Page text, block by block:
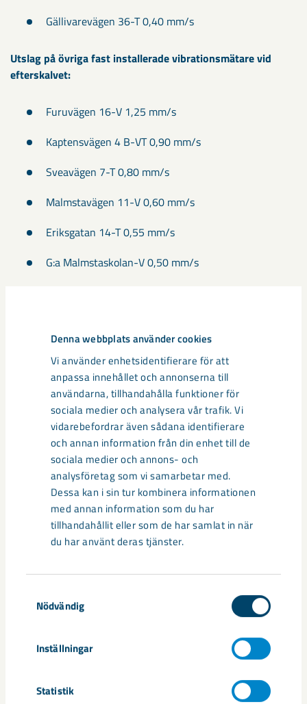
Denna webbplats använder cookies
Vi använder enhetsidentifierare för att
anpassa innehållet och annonserna till
användarna, tillhandahålla funktioner för
sociala medier och analysera vår trafik. Vi
vidarebefordrar även sådana identifierare
och annan information från din enhet till de
sociala medier och annons- och
analysföretag som vi samarbetar med.
Dessa kan i sin tur kombinera informationen
med annan information som du har
tillhandahållit eller som de har samlat in när
du har använt deras tjänster.
Nödvändig
Inställningar
Statistik
Gällivarevägen 36-T 0,40 mm/s
Utslag på övriga fast installerade vibrationsmätare vid
efterskalvet:
Furuvägen 16-V 1,25 mm/s
Kaptensvägen 4 B-VT 0,90 mm/s
Sveavägen 7-T 0,80 mm/s
Malmstavägen 11-V 0,60 mm/s
Eriksgatan 14-T 0,55 mm/s
G:a Malmstaskolan-V 0,50 mm/s
Taggar
Malmberget seismik
Relaterat innehåll